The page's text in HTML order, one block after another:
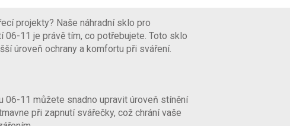
projekty? Naše náhradní sklo pro
11 je právě tím, co potřebujete. Toto sklo
úroveň ochrany a komfortu při sváření.
06-11 můžete snadno upravit úroveň stínění
při zapnutí svářečky, což chrání vaše